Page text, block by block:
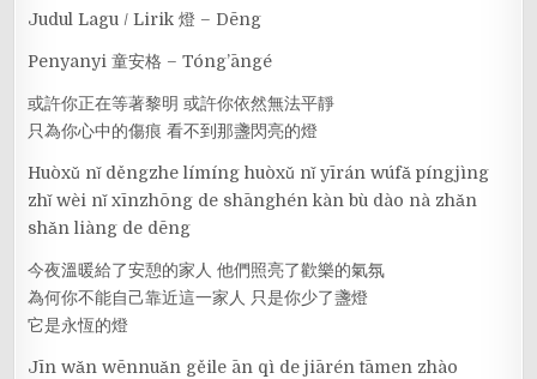
Judul Lagu / Lirik 燈 – Dēng
Penyanyi 童安格 – Tóng’āngé
或許你正在等著黎明 或許你依然無法平靜
只為你心中的傷痕 看不到那盞閃亮的燈
Huòxǔ nǐ děngzhe límíng huòxǔ nǐ yīrán wúfǎ píngjìng
zhǐ wèi nǐ xīnzhōng de shānghén kàn bù dào nà zhǎn
shǎn liàng de dēng
今夜溫暖給了安憩的家人 他們照亮了歡樂的氣氛
為何你不能自己靠近這一家人 只是你少了盞燈
它是永恆的燈
Jīn wǎn wēnnuǎn gěile ān qì de jiārén tāmen zhào